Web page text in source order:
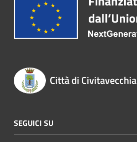
Città di Civitavecchia
SEGUICI SU